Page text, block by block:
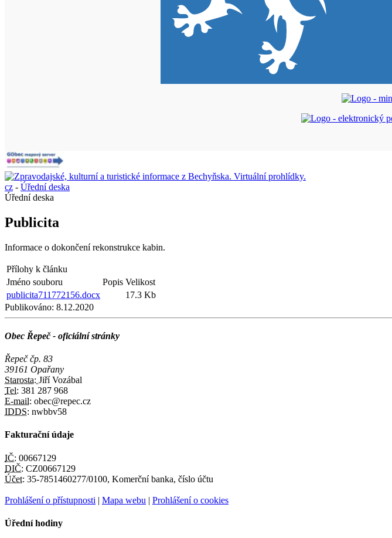
cz - Úřední deska
Úřední deska
Publicita
Informace o dokončení rekonstrukce kabin.
Přílohy k článku
Jméno souboru
Popis Velikost
publicita711772156.docx
17.3 Kb
Publikováno: 8.12.2020
Obec Řepeč - oficiální stránky
Řepeč čp. 83
39161 Opařany
Starosta: Jiří Vozábal
Tel: 381 287 968
E-mail: obec@repec.cz
IDDS: nwbbv58
Fakturační údaje
IČ: 00667129
DIČ: CZ00667129
Účet: 35-7851460277/0100, Komerční banka, číslo účtu
Prohlášení o přístupnosti | Mapa webu | Prohlášení o cookies
Úřední hodiny